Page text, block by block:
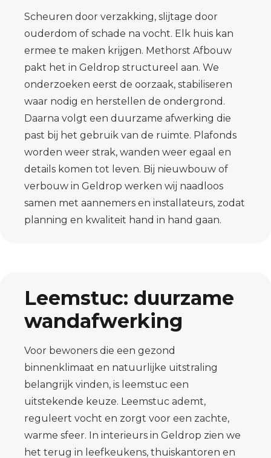
Scheuren door verzakking, slijtage door
ouderdom of schade na vocht. Elk huis kan
ermee te maken krijgen. Methorst Afbouw
pakt het in Geldrop structureel aan. We
onderzoeken eerst de oorzaak, stabiliseren
waar nodig en herstellen de ondergrond.
Daarna volgt een duurzame afwerking die
past bij het gebruik van de ruimte. Plafonds
worden weer strak, wanden weer egaal en
details komen tot leven. Bij nieuwbouw of
verbouw in Geldrop werken wij naadloos
samen met aannemers en installateurs, zodat
planning en kwaliteit hand in hand gaan.
Leemstuc: duurzame
wandafwerking
Voor bewoners die een gezond
binnenklimaat en natuurlijke uitstraling
belangrijk vinden, is leemstuc een
uitstekende keuze. Leemstuc ademt,
reguleert vocht en zorgt voor een zachte,
warme sfeer. In interieurs in Geldrop zien we
het terug in leefkeukens, thuiskantoren en